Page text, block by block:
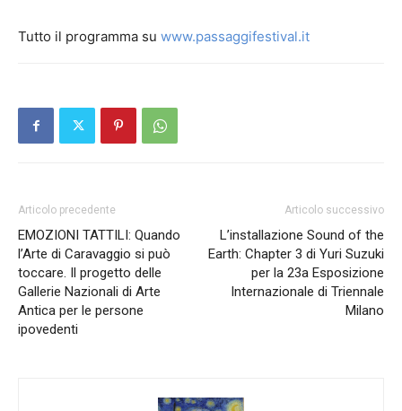
Tutto il programma su www.passaggifestival.it
Articolo precedente
EMOZIONI TATTILI: Quando
l’Arte di Caravaggio si può
toccare. Il progetto delle
Gallerie Nazionali di Arte
Antica per le persone
ipovedenti
Articolo successivo
L’installazione Sound of the
Earth: Chapter 3 di Yuri Suzuki
per la 23a Esposizione
Internazionale di Triennale
Milano